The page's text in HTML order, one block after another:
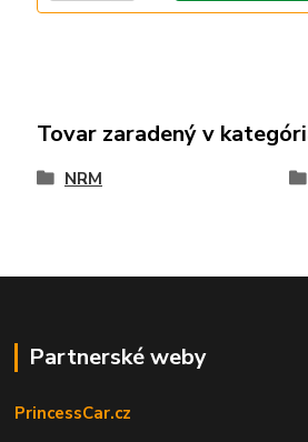
Tovar zaradený v
NRM
Partnerské weby
PrincessCar.cz